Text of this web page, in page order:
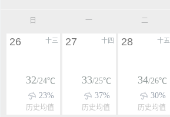
日 一 二
十三
26
32/24℃
23%
历史均值
十四
27
33/25℃
37%
历史均值
十五
28
34/26℃
30%
历史均值